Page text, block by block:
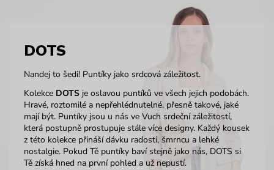
DOTS
Nandej to šedi! Puntíky jako srdcová záležitost.
Kolekce DOTS je oslavou puntíků ve všech jejich podobách.
Hravé, roztomilé a nepřehlédnutelné, přesně takové, jaké
mají být. Puntíky jsou u nás ve Vuch srdeční záležitostí,
která postupně prostupuje stále více designy. Každý kousek
z této kolekce přináší dávku radosti, šmrncu a lehké
nostalgie. Pokud Tě puntíky baví stejně jako nás, DOTS si
Tě získá hned na první pohled a už nepustí.